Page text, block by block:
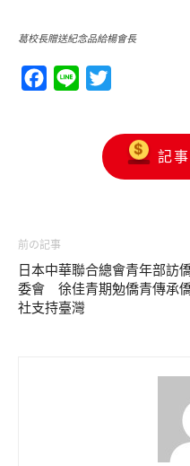
葛校長贈送紀念品給楊會長
Facebook
Line
記
前の記事
日本中華聯合總會青年部訪
委會 徐佳青期勉僑青傳承
社支持臺灣